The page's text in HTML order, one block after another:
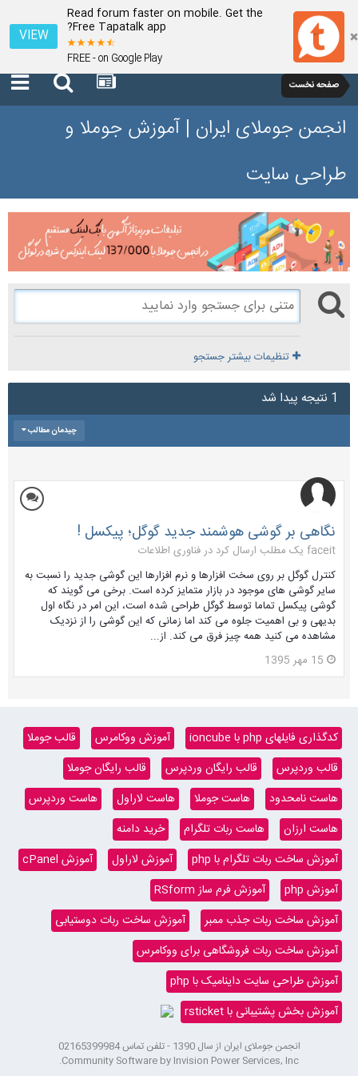
Read forum faster on mobile. Get the
Free Tapatalk app?
FREE - on Google Play
VIEW
صفحه نخست
انجمن جوملای ایران | آموزش جوملا و
طراحی سایت
تنظیمات بیشتر جستجو
1 نتیجه پیدا شد
چیدمان مطالب
نگاهی بر گوشی هوشمند جدید گوگل؛ پیکسل !
faceit یک مطلب ارسال کرد در
فناوری اطلاعات
کنترل گوگل بر روی سخت افزارها و نرم افزارها این گوشی جدید را نسبت به
سایر گوشی های موجود در بازار متمایز کرده است. برخی می گویند که
گوشی پیکسل تماما توسط گوگل طراحی شده است، این امر در نگاه اول
بدیهی و بی اهمیت جلوه می کند اما زمانی که این گوشی را از نزدیک
مشاهده می کنید همه چیز فرق می کند. از...
15 مهر 1395
کدگذاری فایلهای php با ioncube آموزش ووکامرس
قالب جوملا
قالب وردپرس
قالب رایگان وردپرس
قالب رایگان جوملا
هاست نامحدود
هاست جوملا هاست لاراول
هاست وردپرس
هاست ارزان
هاست ربات تلگرام
خرید دامنه
آموزش ساخت ربات تلگرام با php
آموزش لاراول
آموزش cPanel
آموزش php
آموزش فرم ساز RSform
آموزش ساخت ربات جذب ممبر
آموزش ساخت ربات دوستیابی
آموزش ساخت ربات فروشگاهی برای ووکامرس
آموزش طراحی سایت داینامیک با php
آموزش بخش پشتیبانی با rsticket
انجمن جوملای ایران از سال 1390 - تلفن تماس 02165399984
Community Software by Invision Power Services, Inc.